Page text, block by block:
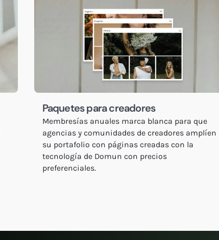
Paquetes para creadores
Membresías anuales marca blanca para que
agencias y comunidades de creadores amplíen
su portafolio con páginas creadas con la
tecnología de Domun con precios
preferenciales.